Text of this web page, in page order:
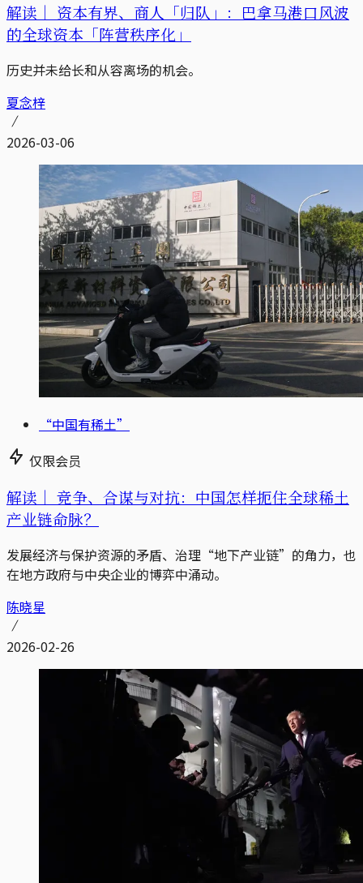
解读｜ 资本有界、商人「归队」：巴拿马港口风波
的全球资本「阵营秩序化」
历史并未给长和从容离场的机会。
夏念梓
2026-03-06
“中国有稀土”
仅限会员
解读｜ 竞争、合谋与对抗：中国怎样扼住全球稀土
产业链命脉？
发展经济与保护资源的矛盾、治理“地下产业链”的角力，也
在地方政府与中央企业的博弈中涌动。
陈晓星
2026-02-26